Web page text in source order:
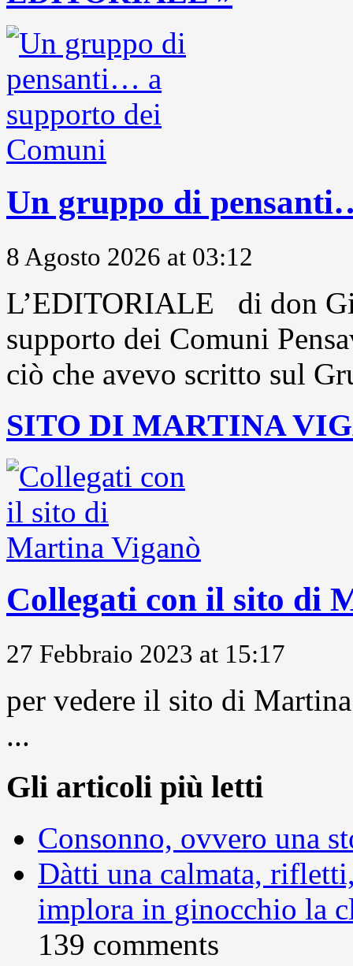
Un gruppo di
8 Agosto 2026 at 03:12
L’EDITORIALE di don
supporto dei Comuni
ciò che avevo scritto sul
SITO DI MARTINA
Collegati con il sito di
27 Febbraio 2023 at 15:17
per vedere il sito di
...
Gli articoli più letti
Consonno, ovvero una
Dàtti una calmata,
implora in ginocchio la
139 comments